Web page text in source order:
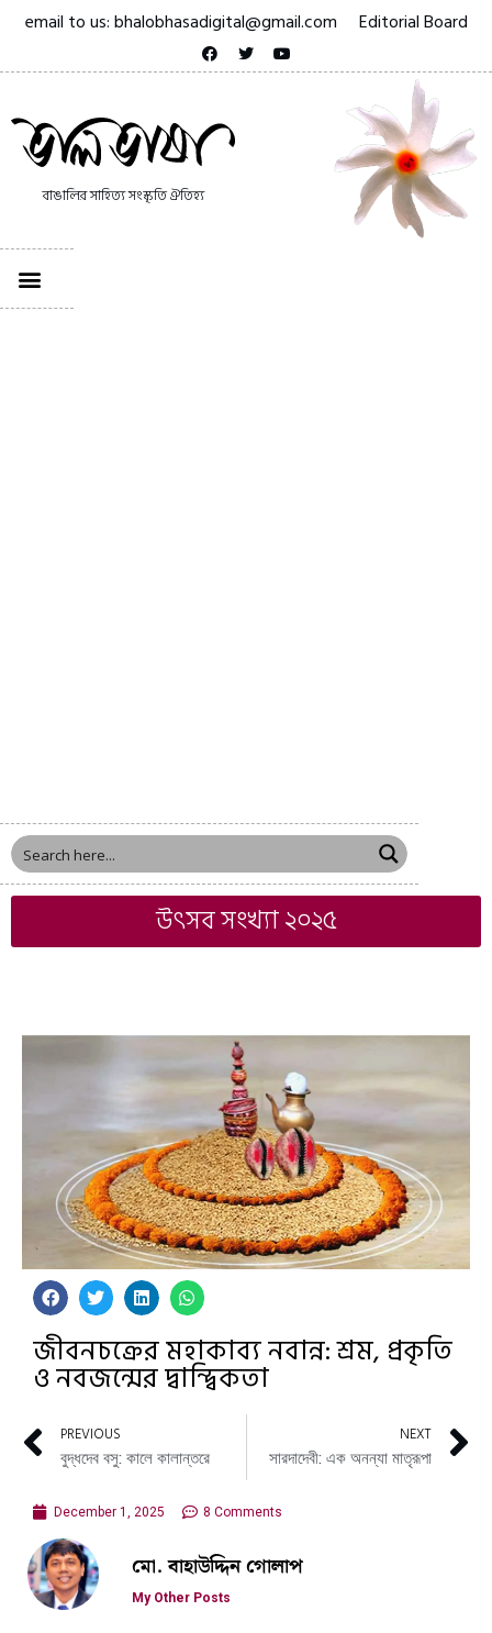
email to us: bhalobhasadigital@gmail.com Editorial Board
বাঙালির সাহিত্য সংস্কৃতি ঐতিহ্য
উৎসব সংখ্যা ২০২৫
জীবনচক্রের মহাকাব্য নবান্ন: শ্রম, প্রকৃতি
ও নবজন্মের দ্বান্দ্বিকতা
PREVIOUS
বুদ্ধদেব বসু: কালে কালান্তরে
NEXT
সারদাদেবী: এক অনন্যা মাতৃরূপা
December 1, 2025 8 Comments
মো. বাহাউদ্দিন গোলাপ
My Other Posts